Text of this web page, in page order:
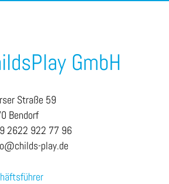
GmbH
Straße 59
Bendorf
2622 922 77 96
play.de